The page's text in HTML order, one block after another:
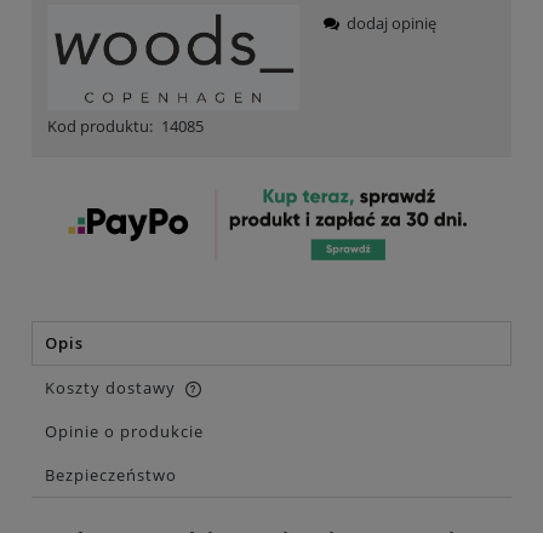
Kod produktu: 14085
dodaj opinię
Opis
Koszty dostawy
Cena nie zawiera ewentualnych kosztów płatności
Opinie o produkcie
Bezpieczeństwo